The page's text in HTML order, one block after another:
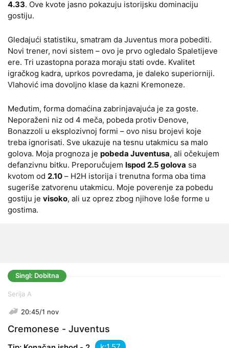
4.33. Ove kvote jasno pokazuju istorijsku dominaciju
gostiju.
Gledajući statistiku, smatram da Juventus mora pobediti.
Novi trener, novi sistem – ovo je prvo ogledalo Spaletijeve
ere. Tri uzastopna poraza moraju stati ovde. Kvalitet
igračkog kadra, uprkos povredama, je daleko superiorniji.
Vlahović ima dovoljno klase da kazni Kremoneze.
Međutim, forma domaćina zabrinjavajuća je za goste.
Neporaženi niz od 4 meča, pobeda protiv Đenove,
Bonazzoli u eksplozivnoj formi – ovo nisu brojevi koje
treba ignorisati. Sve ukazuje na tesnu utakmicu sa malo
golova. Moja prognoza je pobeda Juventusa, ali očekujem
defanzivnu bitku. Preporučujem Ispod 2.5 golova sa
kvotom od 2.10 – H2H istorija i trenutna forma oba tima
sugeriše zatvorenu utakmicu. Moje poverenje za pobedu
gostiju je visoko, ali uz oprez zbog njihove loše forme u
gostima.
Singl: Dobitna
Serija A
20:45/1 nov
Cremonese - Juventus